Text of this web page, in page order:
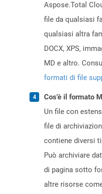
Aspose.Total
file da qualsiasi
qualsiasi altra
DOCX, XPS,
MD e altro.
formati di file
Cos'è il formato
Un file con
file di
contiene diversi
Può archiviare
di pagina sotto
altre risorse